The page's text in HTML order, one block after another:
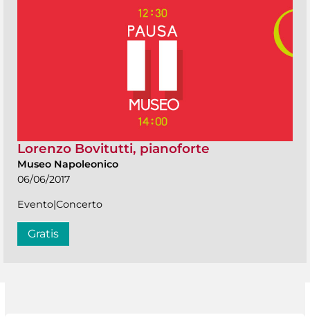
Lorenzo Bovitutti, pianoforte
Museo Napoleonico
06/06/2017
Evento|Concerto
Gratis